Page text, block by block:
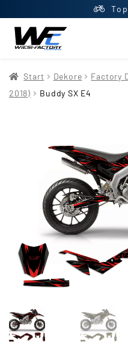
AGB
Mein Konto
Newsletter
Shop
Updraft Central
Warenkorb
Widerrufsbelehrung
Start Dekore Factory
2018)
Buddy SX E4